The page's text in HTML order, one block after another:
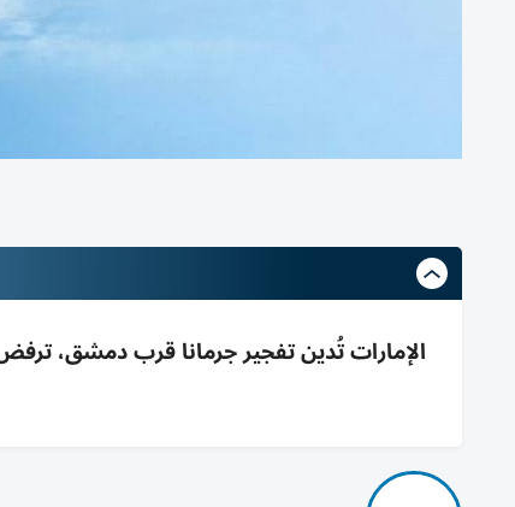
الإمارات تُدين تفجير جرمانا قرب دمشق،